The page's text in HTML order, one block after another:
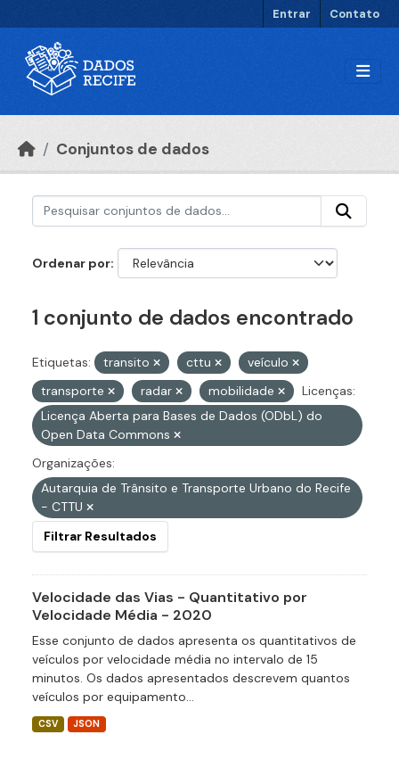
Entrar Contato
Conjuntos de dados
Ordenar por
1 conjunto de dados encontrado
Etiquetas: transito cttu
veículo
transporte
radar mobilidade
Licenças:
Licença Aberta para Bases de Dados (ODbL) do
Open Data Commons
Organizações:
Autarquia de Trânsito e Transporte Urbano do Recife
- CTTU
Filtrar Resultados
Velocidade das Vias - Quantitativo por
Velocidade Média - 2020
Esse conjunto de dados apresenta os quantitativos de
veículos por velocidade média no intervalo de 15
minutos. Os dados apresentados descrevem quantos
veículos por equipamento...
CSV JSON